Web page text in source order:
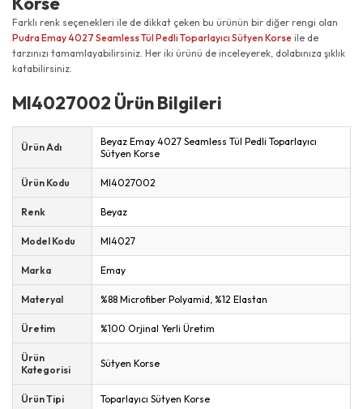
Farklı renk seçenekleri ile de dikkat çeken bu ürünün bir diğer rengi olan
Pudra Emay 4027 Seamless Tül Pedli Toparlayıcı Sütyen Korse ile de
tarzınızı tamamlayabilirsiniz. Her iki ürünü de inceleyerek, dolabınıza şıklık
katabilirsiniz.
MI4027002 Ürün Bilgileri
Ürün Adı
Beyaz Emay 4027 Seamless Tül Pedli Toparlayıcı
Sütyen Korse
Ürün Kodu MI4027002
Renk Beyaz
Model Kodu MI4027
Marka Emay
Materyal %88 Microfiber Polyamid, %12 Elastan
Üretim %100 Orjinal Yerli Üretim
Ürün
Kategorisi
Sütyen Korse
Ürün Tipi Toparlayıcı Sütyen Korse